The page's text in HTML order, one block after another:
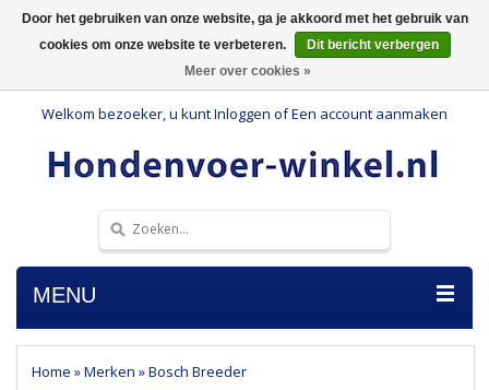
Welkom bezoeker, u kuntInloggen ofEen account aanmaken
MENU
Home »Merken »Bosch Breeder
Door het gebruiken van onze website, ga je akkoord met het gebruik van
cookies om onze website te verbeteren.
Dit bericht verbergen
Meer over cookies »